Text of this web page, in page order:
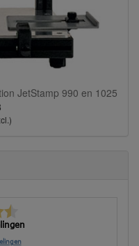
JetStamp 990 en 1025